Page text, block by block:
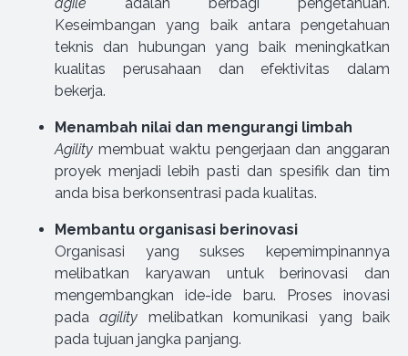
Keseimbangan yang baik antara pengetahuan
teknis dan hubungan yang baik meningkatkan
kualitas perusahaan dan efektivitas dalam
bekerja.
Menambah nilai dan mengurangi limbah
Agility membuat waktu pengerjaan dan anggaran
proyek menjadi lebih pasti dan spesifik dan tim
anda bisa berkonsentrasi pada kualitas.
Membantu organisasi berinovasi
Organisasi yang sukses kepemimpinannya
melibatkan karyawan untuk berinovasi dan
mengembangkan ide-ide baru. Proses inovasi
padaagility melibatkan komunikasi yang baik
pada tujuan jangka panjang.